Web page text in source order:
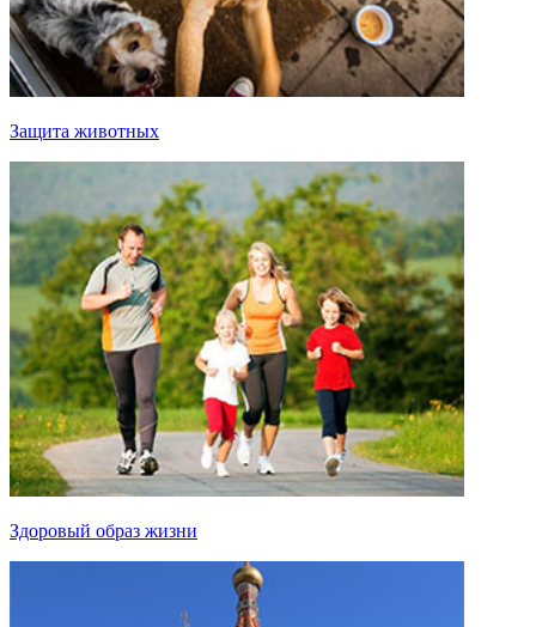
Защита животных
Здоровый образ жизни